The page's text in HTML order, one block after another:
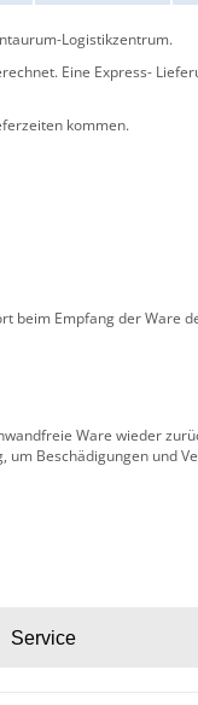
Logistikzentrum.
Eine Express-
kommen.
beim Empfang der Ware
Ware wieder
um Beschädigungen und
Service